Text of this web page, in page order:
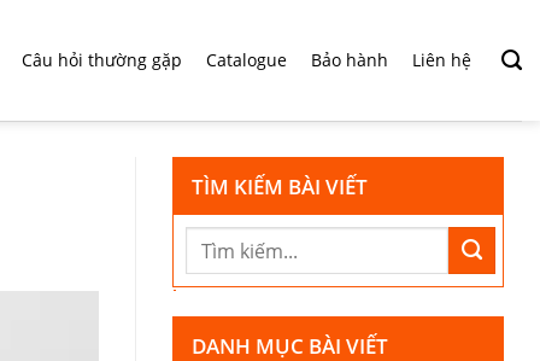
Câu hỏi thường gặp Catalogue Bảo hành Liên hệ
TÌM KIẾM BÀI VIẾT
DANH MỤC BÀI VIẾT